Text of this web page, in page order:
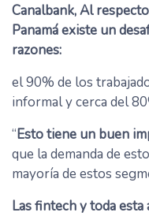
Canalbank, Al
Panamá existe un
razones:
el 90% de los
informal y cerca del
“Esto tiene un buen
que la demanda de
mayoría de estos
Las fintech y toda